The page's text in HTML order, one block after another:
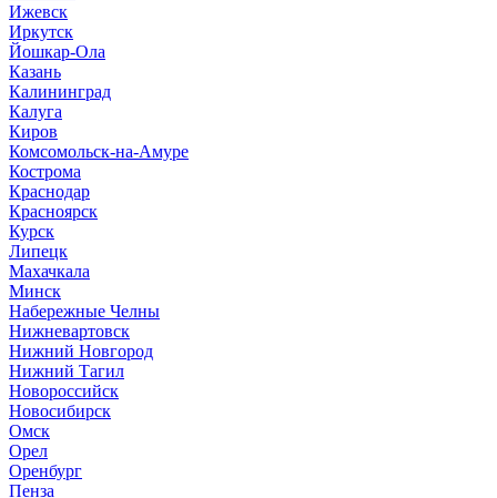
Ижевск
Иркутск
Йошкар-Ола
Казань
Калининград
Калуга
Киров
Комсомольск-на-Амуре
Кострома
Краснодар
Красноярск
Курск
Липецк
Махачкала
Минск
Набережные Челны
Нижневартовск
Нижний Новгород
Нижний Тагил
Новороссийск
Новосибирск
Омск
Орел
Оренбург
Пенза